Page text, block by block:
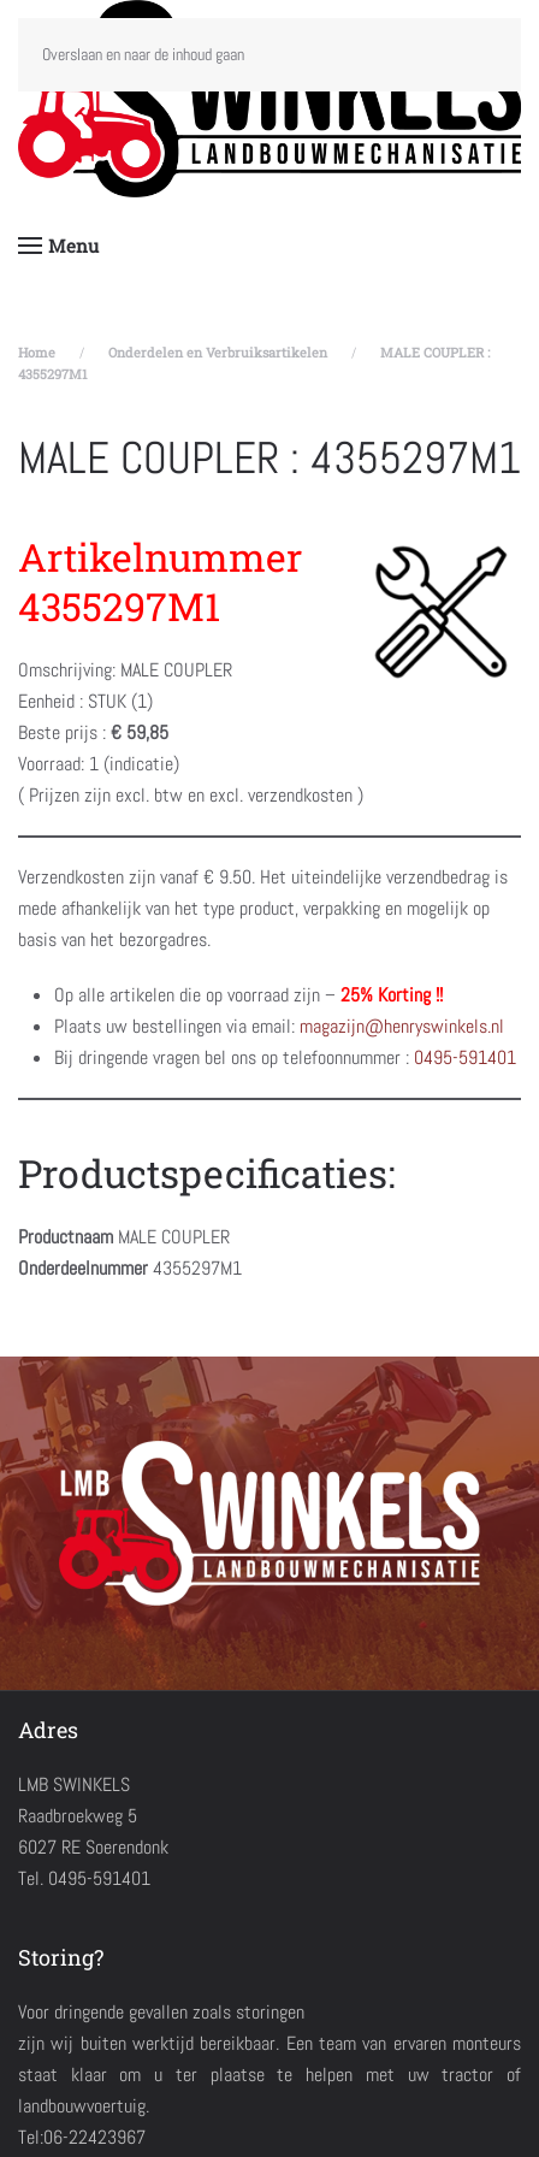
Overslaan en naar de inhoud gaan
Menu
Home Onderdelen en Verbruiksartikelen
MALE COUPLER :
4355297M1
MALE COUPLER : 4355297M1
Artikelnummer
4355297M1
Omschrijving: MALE COUPLER
Eenheid : STUK (1)
Beste prijs :€ 59,85
Voorraad: 1 (indicatie)
( Prijzen zijn excl. btw en excl. verzendkosten )
Verzendkosten zijn vanaf € 9.50. Het uiteindelijke verzendbedrag is
mede afhankelijk van het type product, verpakking en mogelijk op
basis van het bezorgadres.
Op alle artikelen die op voorraad zijn – 25% Korting !!
Plaats uw bestellingen via email: magazijn@henryswinkels.nl
Bij dringende vragen bel ons op telefoonnummer : 0495-591401
Productspecificaties:
Productnaam MALE COUPLER
Onderdeelnummer4355297M1
Adres
LMB SWINKELS
Raadbroekweg 5
6027 RE Soerendonk
Tel. 0495-591401
Storing?
Voor dringende gevallen zoals storingen
zijn wij buiten werktijd bereikbaar. Een team van ervaren monteurs
staat klaar om u ter plaatse te helpen met uw tractor of
landbouwvoertuig.
Tel:06-22423967